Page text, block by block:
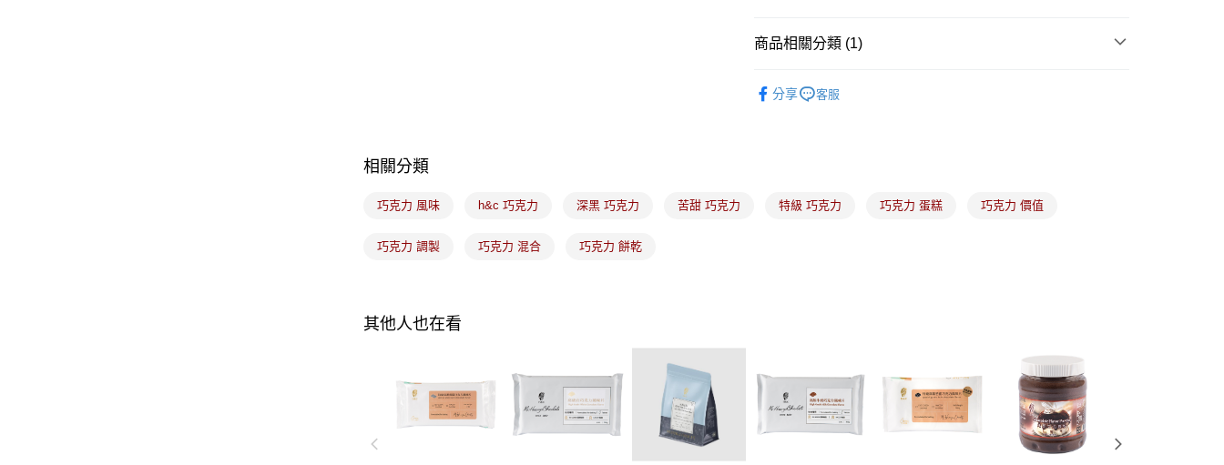
冷藏付款後門市自取
商品相關分類 (1)
分享
客服
相關分類
巧克力 風味 h&c 巧克力 深黑 巧克力 苦甜 巧克力 特級 巧克力 巧克力 蛋糕 巧克力 價值
巧克力 調製 巧克力 混合 巧克力 餅乾
其他人也在看